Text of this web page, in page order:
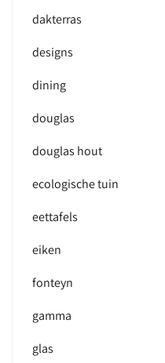
dakterras
designs
dining
douglas
douglas hout
ecologische tuin
eettafels
eiken
fonteyn
gamma
glas